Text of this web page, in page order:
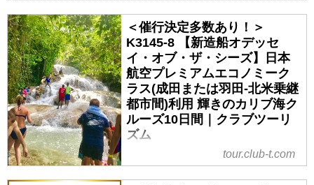
＜催行決定多数あり！＞
K3145-8 【新造船オデッセ
イ・オブ・ザ・シーズ】日本
航空プレミアムエコノミーク
ラス(成田または羽田-北米乗継
都市間)利用 輝きのカリブ海ク
ルーズ10日間｜クラブツーリ
ズム
tour.club-t.com